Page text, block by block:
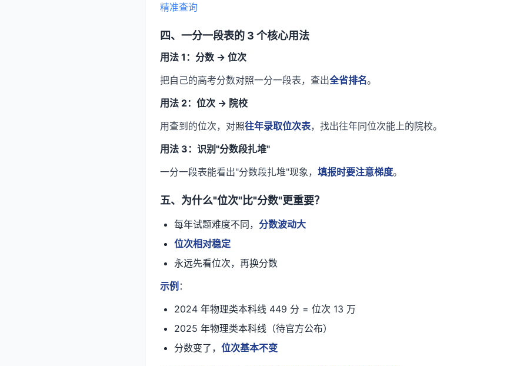
精准查询
四、一分一段表的 3 个核心用法
用法 1：分数 → 位次
把自己的高考分数对照一分一段表，查出全省排名。
用法 2：位次 → 院校
用查到的位次，对照往年录取位次表，找出往年同位次能上的院校。
用法 3：识别"分数段扎堆"
一分一段表能看出"分数段扎堆"现象， 填报时要注意梯度。
五、为什么"位次"比"分数"更重要？
每年试题难度不同， 分数波动大
位次相对稳定
永远先看位次，再换分数
示例 ：
2024 年物理类本科线 449 分 = 位次 13 万
2025 年物理类本科线（待官方公布）
分数变了， 位次基本不变